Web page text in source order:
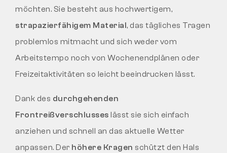
möchten. Sie besteht aus hochwertigem,
strapazierfähigem Material, das tägliches Tragen
problemlos mitmacht und sich weder vom
Arbeitstempo noch von Wochenendplänen oder
Freizeitaktivitäten so leicht beeindrucken lässt.
Dank des durchgehenden
Frontreißverschlusses lässt sie sich einfach
anziehen und schnell an das aktuelle Wetter
anpassen. Der höhere Kragen schützt den Hals